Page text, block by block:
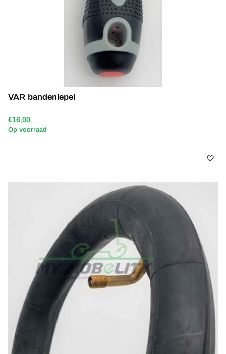
VAR bandenlepel
€16,00
Op voorraad